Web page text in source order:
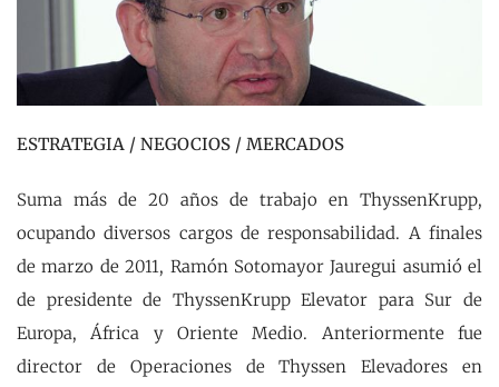
ESTRATEGIA / NEGOCIOS / MERCADOS
Suma más de 20 años de trabajo en ThyssenKrupp,
ocupando diversos cargos de responsabilidad. A finales
de marzo de 2011, Ramón Sotomayor Jauregui asumió el
de presidente de ThyssenKrupp Elevator para Sur de
Europa, África y Oriente Medio. Anteriormente fue
director de Operaciones de Thyssen Elevadores en